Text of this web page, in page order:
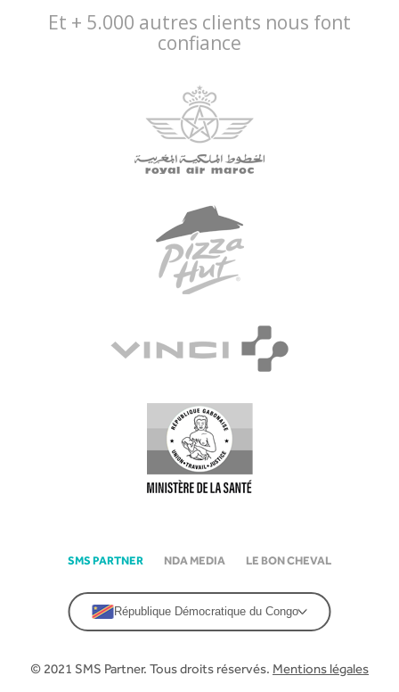
Et + 5.000 autres clients nous font
confiance
SMS PARTNER NDA MEDIA LE BON CHEVAL
République Démocratique du Congo
© 2021 SMS Partner. Tous droits réservés. Mentions légales